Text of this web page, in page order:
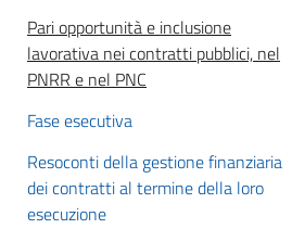
Pari opportunità e inclusione
lavorativa nei contratti pubblici, nel
PNRR e nel PNC
Fase esecutiva
Resoconti della gestione finanziaria
dei contratti al termine della loro
esecuzione